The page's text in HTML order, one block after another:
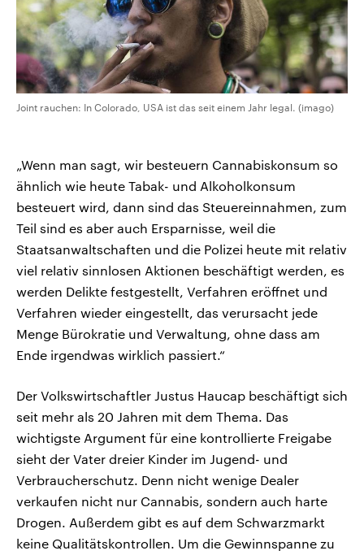
Joint rauchen: In Colorado, USA ist das seit einem Jahr legal. (imago)
„Wenn man sagt, wir besteuern Cannabiskonsum so
ähnlich wie heute Tabak- und Alkoholkonsum
besteuert wird, dann sind das Steuereinnahmen, zum
Teil sind es aber auch Ersparnisse, weil die
Staatsanwaltschaften und die Polizei heute mit relativ
viel relativ sinnlosen Aktionen beschäftigt werden, es
werden Delikte festgestellt, Verfahren eröffnet und
Verfahren wieder eingestellt, das verursacht jede
Menge Bürokratie und Verwaltung, ohne dass am
Ende irgendwas wirklich passiert.“
Der Volkswirtschaftler Justus Haucap beschäftigt sich
seit mehr als 20 Jahren mit dem Thema. Das
wichtigste Argument für eine kontrollierte Freigabe
sieht der Vater dreier Kinder im Jugend- und
Verbraucherschutz. Denn nicht wenige Dealer
verkaufen nicht nur Cannabis, sondern auch harte
Drogen. Außerdem gibt es auf dem Schwarzmarkt
keine Qualitätskontrollen. Um die Gewinnspanne zu